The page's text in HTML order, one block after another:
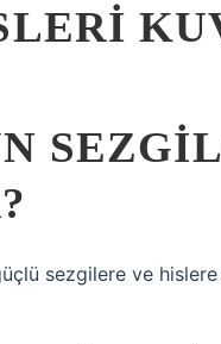
sezgilere ve hislere